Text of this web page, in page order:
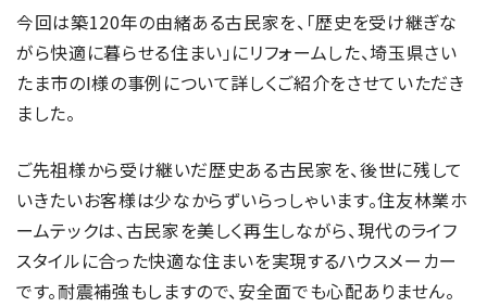
今回は築120年の由緒ある古民家を、「歴史を受け継ぎな
がら快適に暮らせる住まい」にリフォームした、埼玉県さい
たま市のI様の事例について詳しくご紹介をさせていただき
ました。
ご先祖様から受け継いだ歴史ある古民家を、後世に残して
いきたいお客様は少なからずいらっしゃいます。住友林業ホ
ームテックは、古民家を美しく再生しながら、現代のライフ
スタイルに合った快適な住まいを実現するハウスメーカー
です。耐震補強もしますので、安全面でも心配ありません。